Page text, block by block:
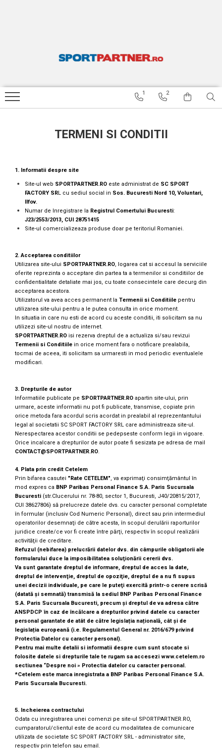
Benzi de alergat
Costume de baie fete
Costume de baie femei
Labe inot
Plute inot
Prosoape
Genti si rucsacuri
Tricouri, pantaloni, bluze
Costume profesionale inot
Palete de tenis de masa
BENZI DE ALERGARE RESIGILATE
ARTICOLE INOT SPEEDO
RESIGILATE
1 2
TERMENI SI CONDITII
1. Informatii despre site
Site-ul web SPORTPARTNER.RO este administrat de SC SPORT
FACTORY SRL cu sediul social in Sos. Bucuresti Nord 10, Voluntari,
Ilfov.
Numar de Inregistrare la Registrul Comertului Bucuresti:
J23/2553/2013, CUI 28751415
Site-ul comercializeaza produse doar pe teritoriul Romaniei.
2. Acceptarea conditiilor
Utilizarea site-ului SPORTPARTNER.RO, logarea cat si accesul la serviciile
oferite reprezinta o acceptare din partea ta a termenilor si conditiilor de
confidentialitate detaliate mai jos, cu toate consecintele care decurg din
acceptarea acestora.
Utilizatorul va avea acces permanent la Termenii si Conditiile pentru
utilizarea site-ului pentru a le putea consulta in orice moment.
In situatia in care nu esti de acord cu aceste conditii, iti solicitam sa nu
utilizezi site-ul nostru de internet.
SPORTPARTNER.RO isi rezerva dreptul de a actualiza si/sau revizui
Termenii si Conditiile in orice moment fara o notificare prealabila,
tocmai de aceea, iti solicitam sa urmaresti in mod periodic eventualele
modificari.
3. Drepturile de autor
Informatiile publicate pe SPORTPARTNER.RO apartin site-ului, prin
urmare, aceste informatii nu pot fi publicate, transmise, copiate prin
orice metoda fara acordul scris acordat in prealabil al reprezentantului
legal al societatii SC SPORT FACTORY SRL care administreaza site-ul.
Nerespectarea acestor conditii se pedepseste conform legii in vigoare.
Orice incalcare a drepturilor de autor poate fi sesizata pe adresa de mail
CONTACT@SPORTPARTNER.RO.
4. Plata prin credit Cetelem
Prin bifarea casutei "Rate CETELEM", va exprimaţi consimţământul în
mod expres ca BNP Paribas Personal Finance S.A. Paris Sucursala
Bucuresti (str.Clucerului nr. 78-80, sector 1, Bucuresti, J40/20815/2017,
CUI 38627806) să prelucreze datele dvs. cu caracter personal completate
în formular (inclusiv Cod Numeric Personal), direct sau prin intermediul
operatorilor desemnaţi de către acesta, în scopul derulării raporturilor
juridice create/ce vor fi create între părţi, respectiv în scopul realizării
activităţii de creditare.
Refuzul (nebifarea) prelucrării datelor dvs. din câmpurile obligatorii ale
formularului duce la imposibilitatea soluţionării cererii dvs.
Va sunt garantate dreptul de informare, dreptul de acces la date,
dreptul de intervenţie, dreptul de opoziţie, dreptul de a nu fi supus
unei decizii individuale, pe care le puteţi exercită printr-o cerere scrisă
(datată şi semnată) transmisă la sediul BNP Paribas Personal Finance
S.A. Paris Sucursala Bucuresti, precum şi dreptul de va adresa către
ANSPDCP în caz de încălcare a drepturilor privind datele cu caracter
personal garantate de atât de către legislația națională, cât și de
legislația europeană (i.e. Regulamentul General nr. 2016/679 privind
Protectia Datelor cu caracter personal).
Pentru mai multe detalii si informatii despre cum sunt stocate si
folosite datele si drepturile tale te rugam sa accesezi www.cetelem.ro
sectiunea “Despre noi » Protectia datelor cu caracter personal.
*Cetelem este marca inregistrata a BNP Paribas Personal Finance S.A.
Paris Sucursala Bucuresti.
5. Incheierea contractului
Odata cu inregistrarea unei comenzi pe site-ul SPORTPARTNER.RO,
cumparatorul/clientul este de acord cu modalitatea de comunicare
utilizata de societate SC SPORT FACTORY SRL - administrator site,
respectiv prin telefon sau email.